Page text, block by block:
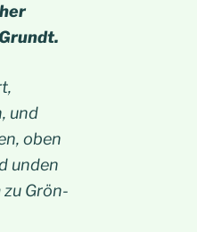
und
oben
unden
Grön-